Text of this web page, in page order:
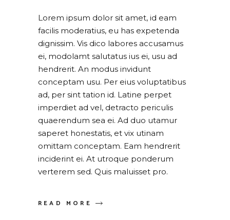
Lorem ipsum dolor sit amet, id eam
facilis moderatius, eu has expetenda
dignissim. Vis dico labores accusamus
ei, modolamt salutatus ius ei, usu ad
hendrerit. An modus invidunt
conceptam usu. Per eius voluptatibus
ad, per sint tation id. Latine perpet
imperdiet ad vel, detracto periculis
quaerendum sea ei. Ad duo utamur
saperet honestatis, et vix utinam
omittam conceptam. Eam hendrerit
inciderint ei. At utroque ponderum
verterem sed. Quis maluisset pro.
READ MORE